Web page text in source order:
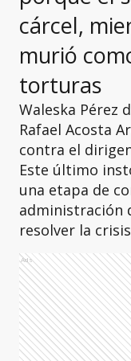
cárcel,
murió
torturas
Waleska Pérez
Rafael Acosta
contra el
Este último
una etapa de
administración
resolver la
Ads